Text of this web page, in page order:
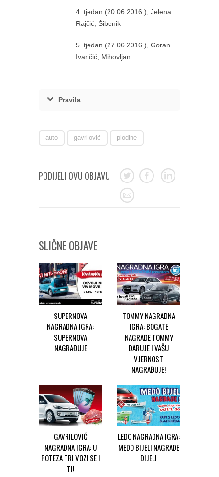
4. tjedan (20.06.2016.), Jelena
Rajčić, Šibenik
5. tjedan (27.06.2016.), Goran
Ivančić, Mihovljan
Pravila
auto gavrilović plodine
PODIJELI OVU OBJAVU
SLIČNE OBJAVE
SUPERNOVA
NAGRADNA IGRA:
SUPERNOVA
NAGRAĐUJE
TOMMY NAGRADNA
IGRA: BOGATE
NAGRADE TOMMY
DARUJE I VAŠU
VJERNOST
NAGRAĐUJE!
GAVRILOVIĆ
NAGRADNA IGRA: U
POTEZA TRI VOZI SE I
TI!
LEDO NAGRADNA IGRA:
MEDO BIJELI NAGRADE
DIJELI